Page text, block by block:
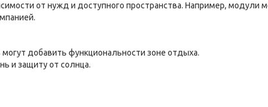
от нужд и доступного пространства. Например, модули
добавить функциональности зоне отдыха.
и защиту от солнца.